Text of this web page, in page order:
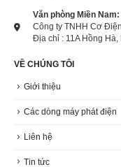
Văn phòng Miền Nam:
Công ty TNHH Cơ
Địa chỉ : 11A Hồng
VỀ CHÚNG TÔI
Giới thiệu
Các dòng máy phát điện
Liên hệ
Tin tức